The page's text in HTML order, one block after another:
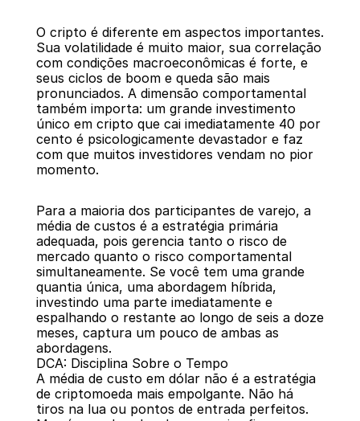
O cripto é diferente em aspectos importantes.
Sua volatilidade é muito maior, sua correlação
com condições macroeconômicas é forte, e
seus ciclos de boom e queda são mais
pronunciados. A dimensão comportamental
também importa: um grande investimento
único em cripto que cai imediatamente 40 por
cento é psicologicamente devastador e faz
com que muitos investidores vendam no pior
momento.
Para a maioria dos participantes de varejo, a
média de custos é a estratégia primária
adequada, pois gerencia tanto o risco de
mercado quanto o risco comportamental
simultaneamente. Se você tem uma grande
quantia única, uma abordagem híbrida,
investindo uma parte imediatamente e
espalhando o restante ao longo de seis a doze
meses, captura um pouco de ambas as
abordagens.
DCA: Disciplina Sobre o Tempo
A média de custo em dólar não é a estratégia
de criptomoeda mais empolgante. Não há
tiros na lua ou pontos de entrada perfeitos.